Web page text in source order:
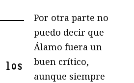
los
Por otra parte no
puedo decir que
Álamo fuera un
buen crítico,
aunque siempre